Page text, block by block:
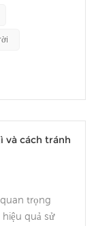
hóa hiệu suất
điều kiện
và cách tránh
trọng
quả sử